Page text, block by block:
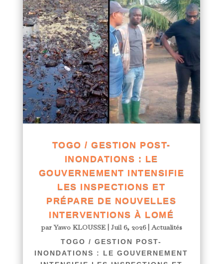
TOGO / GESTION POST-
INONDATIONS : LE
GOUVERNEMENT INTENSIFIE
LES INSPECTIONS ET
PRÉPARE DE NOUVELLES
INTERVENTIONS À LOMÉ
parYawo KLOUSSE| Juil 6, 2026|Actualités
TOGO / GESTION POST-
INONDATIONS : LE GOUVERNEMENT